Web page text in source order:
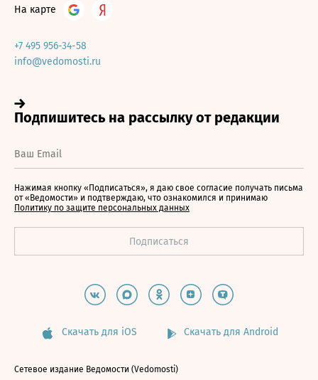
На карте
+7 495 956-34-58
info@vedomosti.ru
Нажимая кнопку «Подписаться», я даю свое согласие получать письма
от «Ведомости» и подтверждаю, что ознакомился и принимаю
Политику по защите персональных данных
Скачать для iOS Скачать для Android
Сетевое издание Ведомости (Vedomosti)